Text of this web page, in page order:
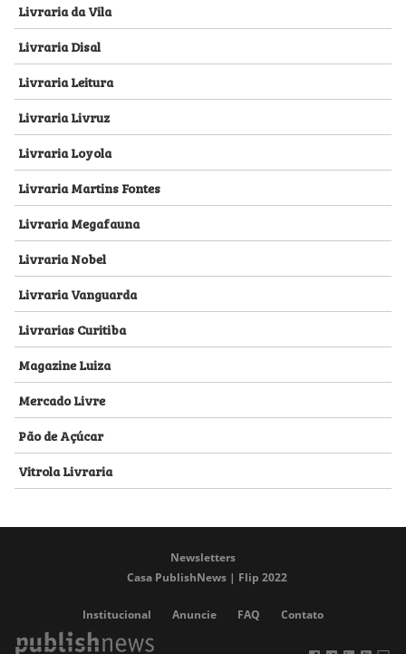
Livraria da Vila
Livraria Disal
Livraria Leitura
Livraria Livruz
Livraria Loyola
Livraria Martins Fontes
Livraria Megafauna
Livraria Nobel
Livraria Vanguarda
Livrarias Curitiba
Magazine Luiza
Mercado Livre
Pão de Açúcar
Vitrola Livraria
Newsletters
Casa PublishNews | Flip 2022
Institucional Anuncie FAQ Contato